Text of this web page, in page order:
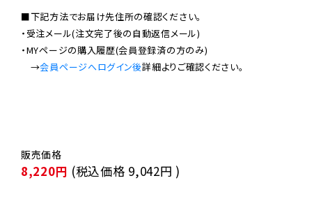
■下記方法でお届け先住所の確認ください。
・受注メール(注文完了後の自動返信メール)
・MYページの購入履歴(会員登録済の方のみ)
→会員ページへログイン後
8,220円 (税込価格 9,042円 )